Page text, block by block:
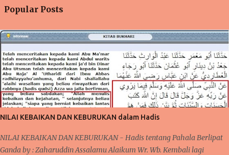
Popular Posts
NILAI KEBAIKAN DAN KEBURUKAN dalam Hadis
NILAI KEBAIKAN DAN KEBURUKAN - Hadis tentang Pahala Berlipat
Ganda by : Zaharuddin Assalamu Alaikum Wr. Wb. Kembali lagi